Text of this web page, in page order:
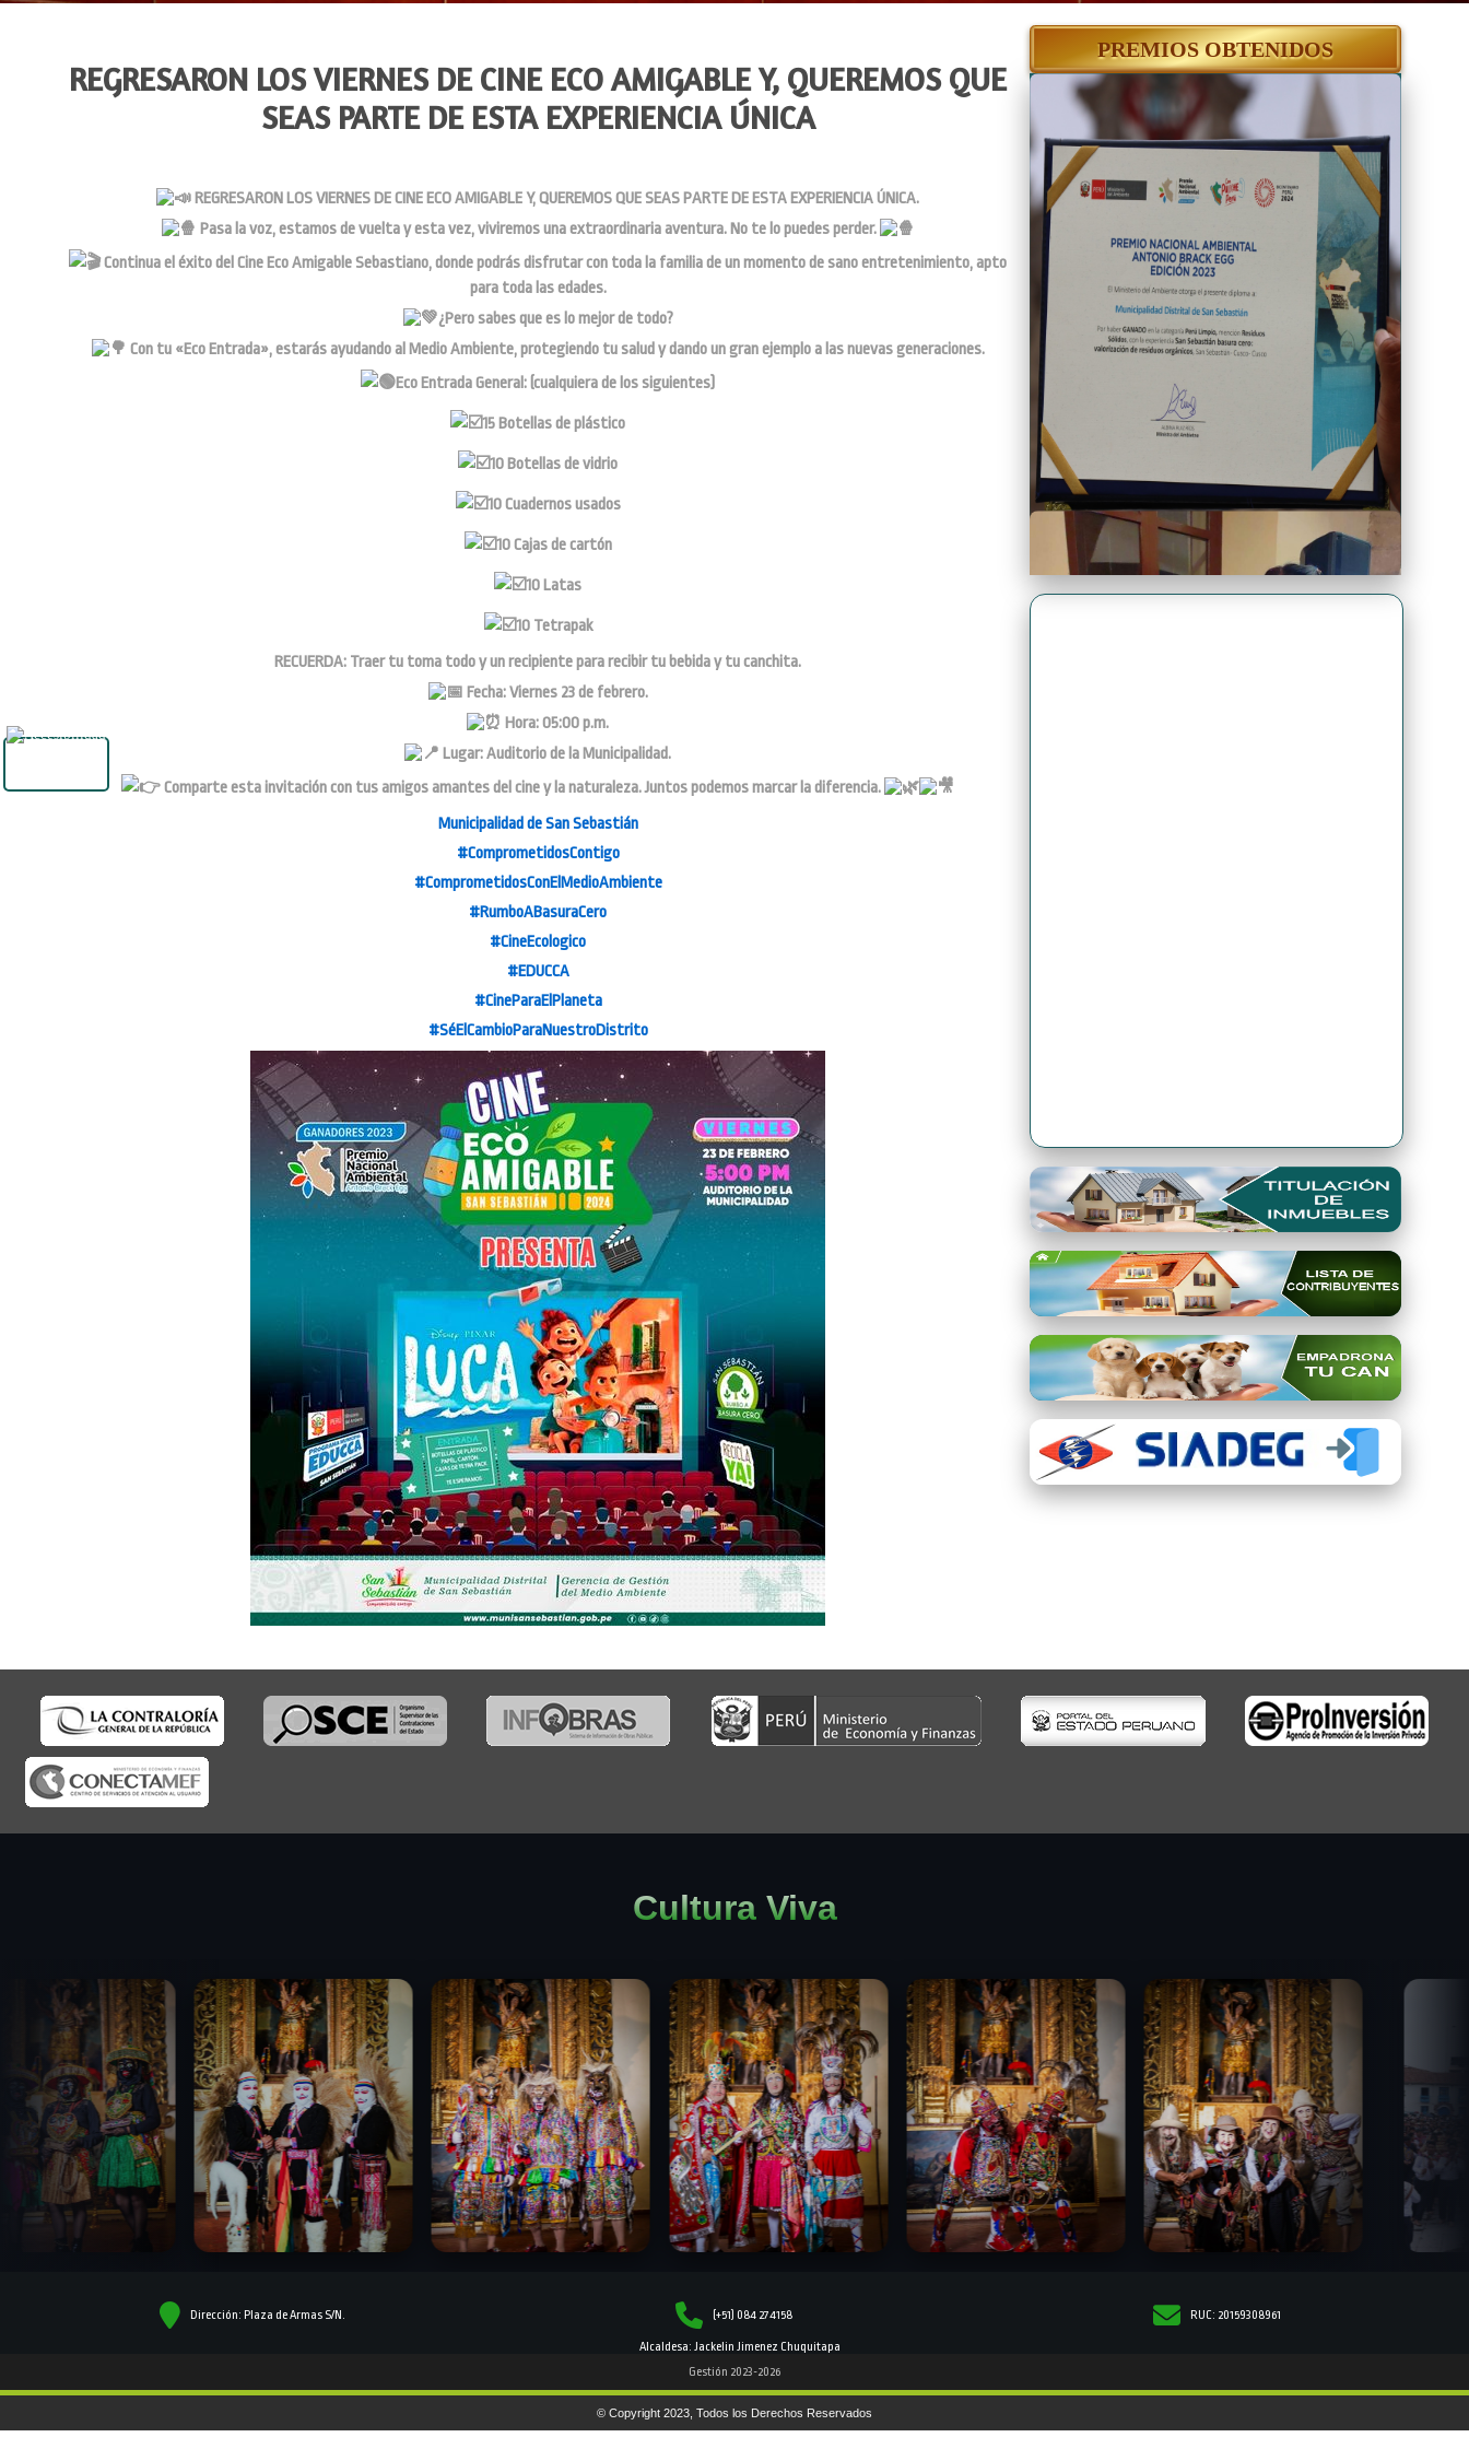
REGRESARON LOS VIERNES DE CINE ECO AMIGABLE Y, QUEREMOS QUE
SEAS PARTE DE ESTA EXPERIENCIA ÚNICA
REGRESARON LOS VIERNES DE CINE ECO AMIGABLE Y, QUEREMOS QUE SEAS PARTE DE ESTA EXPERIENCIA ÚNICA.
Pasa la voz, estamos de vuelta y esta vez, viviremos una extraordinaria aventura. No te lo puedes perder.
Continua el éxito del Cine Eco Amigable Sebastiano, donde podrás disfrutar con toda la familia de un momento de sano entretenimiento, apto
para toda las edades.
¿Pero sabes que es lo mejor de todo?
Con tu «Eco Entrada», estarás ayudando al Medio Ambiente, protegiendo tu salud y dando un gran ejemplo a las nuevas generaciones.
Eco Entrada General: (cualquiera de los siguientes)
15 Botellas de plástico
10 Botellas de vidrio
10 Cuadernos usados
10 Cajas de cartón
10 Latas
10 Tetrapak
RECUERDA: Traer tu toma todo y un recipiente para recibir tu bebida y tu canchita.
Fecha: Viernes 23 de febrero.
Hora: 05:00 p.m.
Lugar: Auditorio de la Municipalidad.
Comparte esta invitación con tus amigos amantes del cine y la naturaleza. Juntos podemos marcar la diferencia.
Municipalidad de San Sebastián
#ComprometidosContigo
#ComprometidosConElMedioAmbiente
#RumboABasuraCero
#CineEcologico
#EDUCCA
#CineParaElPlaneta
#SéElCambioParaNuestroDistrito
PREMIOS OBTENIDOS
Cultura Viva
Dirección: Plaza de Armas S/N. (+51) 084 274158 RUC: 20159308961
Alcaldesa: Jackelin Jimenez Chuquitapa
Gestión 2023-2026
© Copyright 2023, Todos los Derechos Reservados